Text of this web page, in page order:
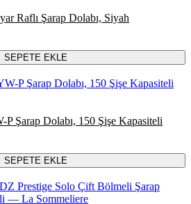
Raflı Şarap Dolabı, Siyah
SEPETE EKLE
Şarap Dolabı, 150 Şişe Kapasiteli
SEPETE EKLE